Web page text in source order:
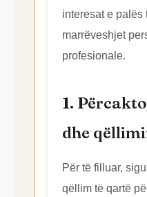
interesat e palës
marrëveshjet
profesionale.
1.
dhe
Për të filluar,
qëllim të qartë